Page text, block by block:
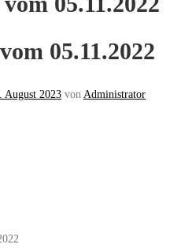
05.11.2022
August 2023 vonAdministrator